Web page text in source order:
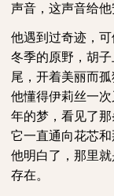
声音，这声音给他
他遇到过奇迹，
冬季的原野，胡
尾，开着美丽而
他懂得伊莉丝一
年的梦，看见了
它一直通向花芯和
他明白了，那里
存在。